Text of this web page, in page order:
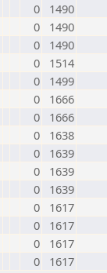
0
1490
0
1490
0
1490
0
1514
0
1499
0
1666
0
1666
0
1638
0
1639
0
1639
0
1639
0
1617
0
1617
0
1617
0 1617